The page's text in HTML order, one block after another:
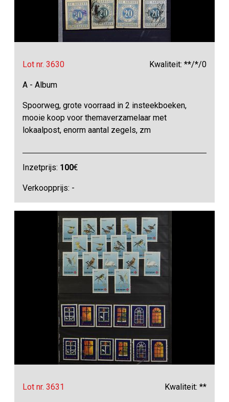
Lot nr. 3630 Kwaliteit: **/*/0
A - Album
Spoorweg, grote voorraad in 2 insteekboeken,
mooie koop voor themaverzamelaar met
lokaalpost, enorm aantal zegels, zm
Inzetprijs: 100€
Verkoopprijs: -
Lot nr. 3631 Kwaliteit: **